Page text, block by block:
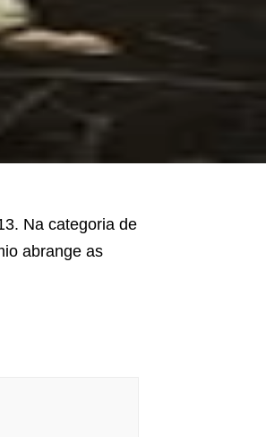
Na categoria de
abrange as